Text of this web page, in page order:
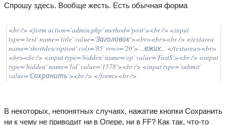
Спрошу здесь. Вообще жесть. Есть обычная форма
<br /> <form action='admin.php' method='post'><br /> <input
type='text' name='title' value='Заголовок'><br><br><br /> <textarea
name='shortdescription' cols='85' rows='20'> ...вжик... </textarea><br>
<br><br /> <input type='hidden' name='op' value='FastS'><br /> <input
type='hidden' name='lid' value='1578'><br /> <input type='submit'
value='Сохранить'><br /> </form><br />
В некоторых, непонятных случаях, нажатие кнопки Сохранить
ни к чему не приводит ни в Опере, ни в FF? Как так, что-то